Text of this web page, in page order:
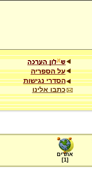
על הספריה
הסדרי נגישות
כתבו אלינו
אתרים
[
1
]